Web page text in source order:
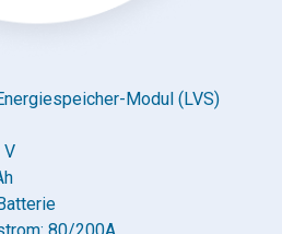
Modul (LVS)
V